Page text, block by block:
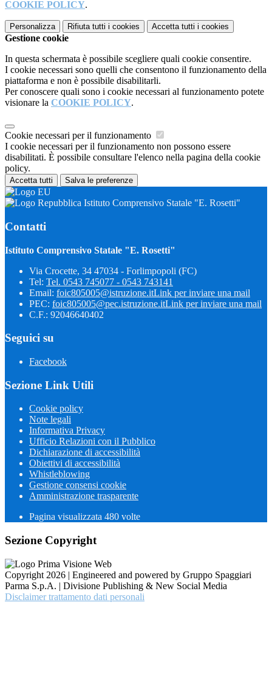
COOKIE POLICY.
Personalizza Rifiuta tutti i cookies Accetta tutti i cookies
Gestione cookie
In questa schermata è possibile scegliere quali cookie consentire.
I cookie necessari sono quelli che consentono il funzionamento della
piattaforma e non è possibile disabilitarli.
Per conoscere quali sono i cookie necessari al funzionamento potete
visionare la COOKIE POLICY.
Cookie necessari per il funzionamento
I cookie necessari per il funzionamento non possono essere
disabilitati. È possibile consultare l'elenco nella pagina della cookie
policy.
Accetta tutti Salva le preferenze
Istituto Comprensivo Statale "E. Rosetti"
Contatti
Istituto Comprensivo Statale "E. Rosetti"
Via Crocette, 34 47034 - Forlimpopoli (FC)
Tel: Tel. 0543 745077 - 0543 743141
Email: foic805005@istruzione.itLink per inviare una mail
PEC: foic805005@pec.istruzione.itLink per inviare una mail
C.F.: 92046640402
Seguici su
Facebook
Sezione Link Utili
Cookie policy
Note legali
Informativa Privacy
Ufficio Relazioni con il Pubblico
Dichiarazione di accessibilità
Obiettivi di accessibilità
Whistleblowing
Gestione consensi cookie
Amministrazione trasparente
Pagina visualizzata 480 volte
Sezione Copyright
Copyright 2026 | Engineered and powered by Gruppo Spaggiari
Parma S.p.A. | Divisione Publishing & New Social Media
Disclaimer trattamento dati personali